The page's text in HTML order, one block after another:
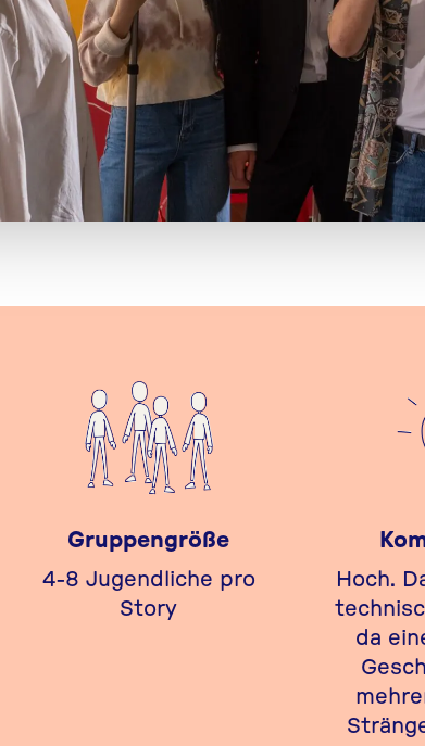
Gruppengröße
4-8 Jugendliche pro
Story
Hoch.
da